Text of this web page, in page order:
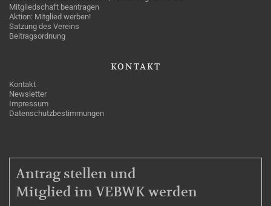
Mitgliedschaft beantragen
Aktion: Mitglied werben!
Satzung des Vereins
Beitragsordnung
KONTAKT
Kontakt
Newsletter
Impressum
Datenschutzbestimmungen
MITGLIEDSCHAFT
Antrag stellen und
Mitglied im VEBWK werden